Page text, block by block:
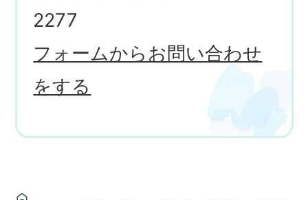
2277
フォームからお問い合わせ
をする